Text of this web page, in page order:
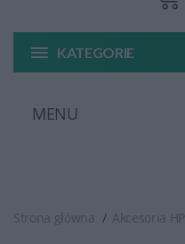
KATEGORIE
MENU
Strona główna Akcesoria HP